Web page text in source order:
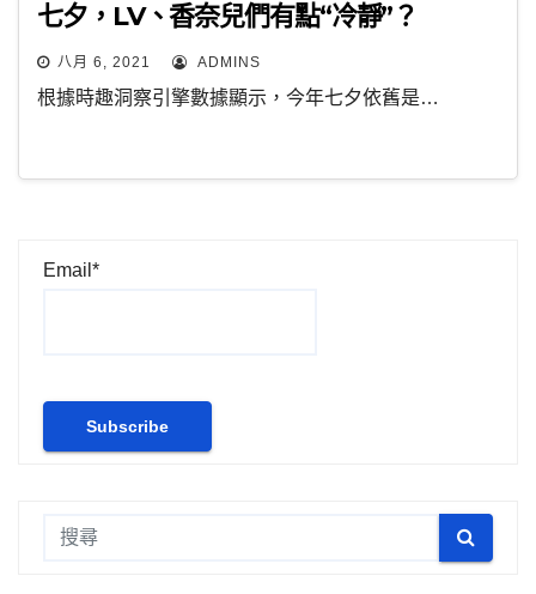
七夕，LV、香奈兒們有點“冷靜”？
八月 6, 2021 ADMINS
根據時趣洞察引擎數據顯示，今年七夕依舊是…
Email*